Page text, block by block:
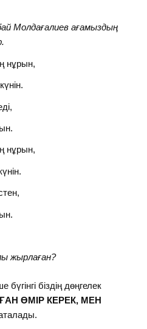
Молдағалиев ағамыздың
нұрын,
нұрын,
жырлаған?
біздің дөңгелек
ӨМІР КЕРЕК, МЕН